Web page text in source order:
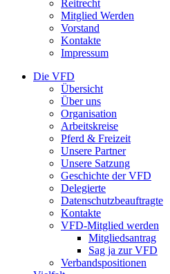
Reitrecht
Mitglied Werden
Vorstand
Kontakte
Impressum
Die VFD
Übersicht
Über uns
Organisation
Arbeitskreise
Pferd & Freizeit
Unsere Partner
Unsere Satzung
Geschichte der VFD
Delegierte
Datenschutzbeauftragte
Kontakte
VFD-Mitglied werden
Mitgliedsantrag
Sag ja zur VFD
Verbandspositionen